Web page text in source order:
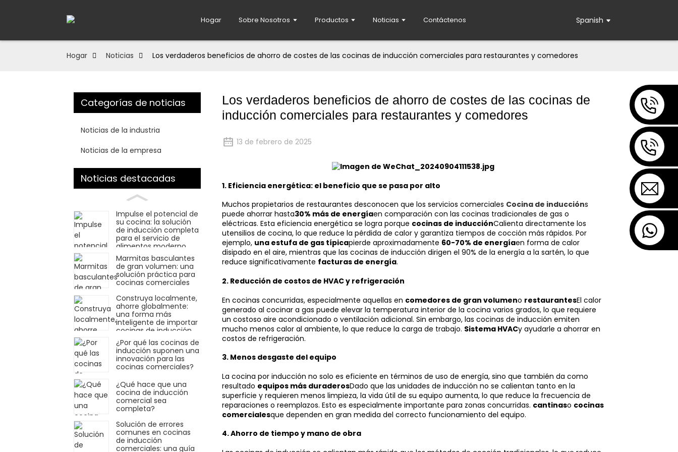
Hogar Sobre Nosotros Productos Noticias Contáctenos Spanish
Hogar Noticias Los verdaderos beneficios de ahorro de costes de las cocinas de inducción comerciales para restaurantes y comedores
Categorías de noticias
Noticias de la industria
Noticias de la empresa
Noticias destacadas
Impulse el potencial de
su cocina: la solución
de inducción completa
para el servicio de
alimentos moderno
Marmitas basculantes
de gran volumen: una
solución práctica para
cocinas comerciales
Construya localmente,
ahorre globalmente:
una forma más
inteligente de importar
cocinas de inducción
comerciales
¿Por qué las cocinas de
inducción suponen una
innovación para las
cocinas comerciales?
¿Qué hace que una
cocina de inducción
comercial sea
completa?
Solución de errores
comunes en cocinas
de inducción
comerciales: una guía
Los verdaderos beneficios de ahorro de costes de las cocinas de
inducción comerciales para restaurantes y comedores
13 de febrero de 2025
1. Eficiencia energética: el beneficio que se pasa por alto
Muchos propietarios de restaurantes desconocen que los servicios comerciales Cocina de induccións
puede ahorrar hasta30% más de energíaen comparación con las cocinas tradicionales de gas o
eléctricas. Esta eficiencia energética se logra porque cocinas de inducciónCalienta directamente los
utensilios de cocina, lo que reduce la pérdida de calor y garantiza tiempos de cocción más rápidos. Por
ejemplo, una estufa de gas típicapierde aproximadamente 60-70% de energíaen forma de calor
disipado en el aire, mientras que las cocinas de inducción dirigen el 90% de la energía a la sartén, lo que
reduce significativamente facturas de energía.
2. Reducción de costos de HVAC y refrigeración
En cocinas concurridas, especialmente aquellas en comedores de gran volumeno restaurantesEl calor
generado al cocinar a gas puede elevar la temperatura interior de la cocina varios grados, lo que requiere
un costoso aire acondicionado o ventilación adicional. Sin embargo, las cocinas de inducción emiten
mucho menos calor al ambiente, lo que reduce la carga de trabajo. Sistema HVACy ayudarle a ahorrar en
costos de refrigeración.
3. Menos desgaste del equipo
La cocina por inducción no solo es eficiente en términos de uso de energía, sino que también da como
resultado equipos más duraderosDado que las unidades de inducción no se calientan tanto en la
superficie y requieren menos limpieza, la vida útil de su equipo aumenta, lo que reduce la frecuencia de
reparaciones o reemplazos. Esto es especialmente importante para zonas concurridas. cantinaso cocinas
comercialesque dependen en gran medida del correcto funcionamiento del equipo.
4.Ahorro de tiempo y mano de obra